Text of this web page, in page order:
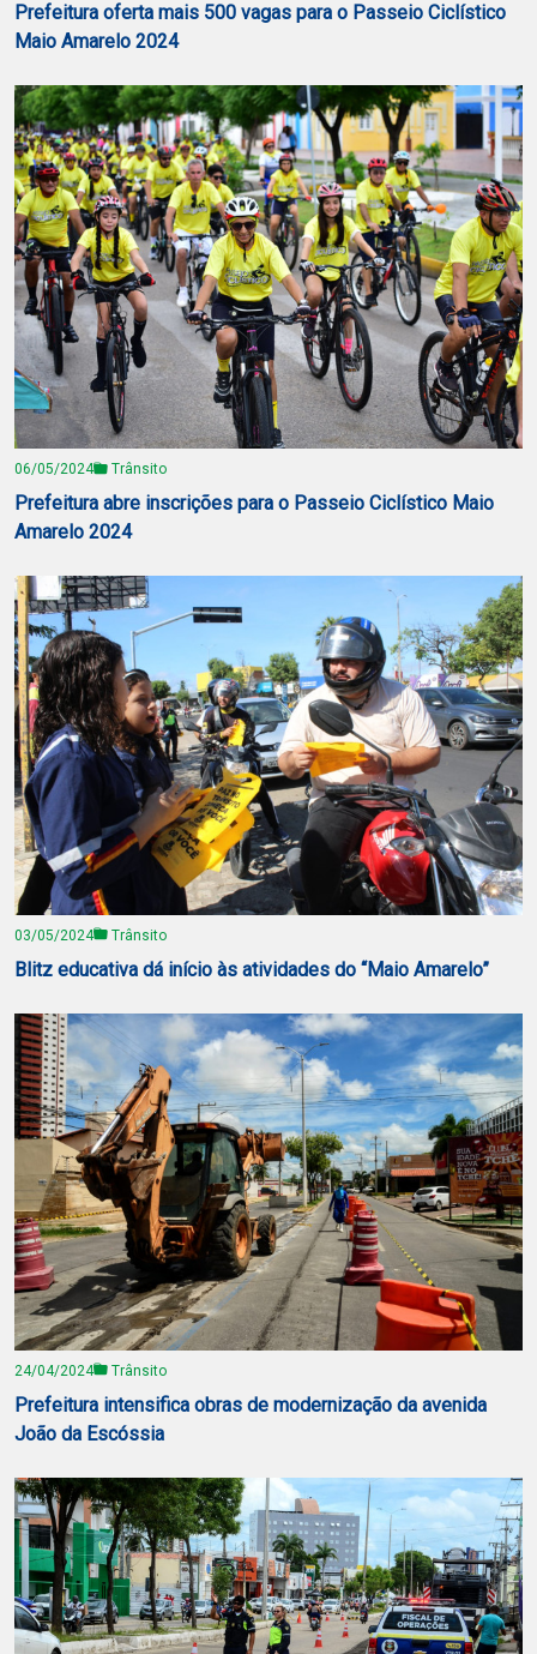
Prefeitura oferta mais 500 vagas para o Passeio Ciclístico
Maio Amarelo 2024
06/05/2024 Trânsito
Prefeitura abre inscrições para o Passeio Ciclístico Maio
Amarelo 2024
03/05/2024 Trânsito
Blitz educativa dá início às atividades do “Maio Amarelo”
24/04/2024 Trânsito
Prefeitura intensifica obras de modernização da avenida
João da Escóssia